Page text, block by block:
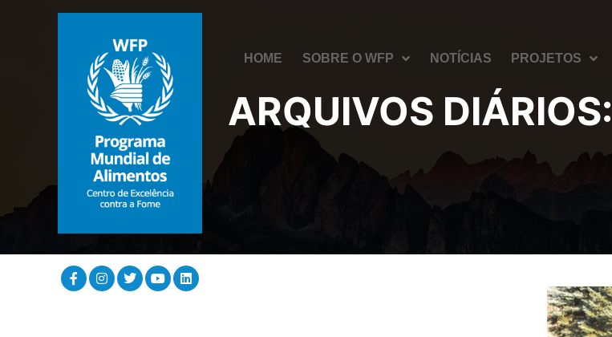
HOME SOBRE O WFP NOTÍCIAS PROJETOS
ARQUIVOS DIÁRIOS: